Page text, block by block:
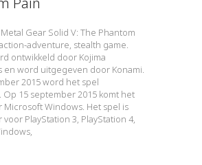
Gear Solid V: The Phantom
adventure, stealth game.
ontwikkeld door Kojima
en word uitgegeven door Konami.
2015 word het spel
15 september 2015 komt het
Microsoft Windows. Het spel is
PlayStation 3, PlayStation 4,